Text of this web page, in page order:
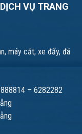
VỤ TRANG
máy cắt, xe đẩy, đá
– 6282282